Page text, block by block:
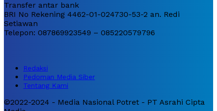
Transfer antar bank
BRI No Rekening 4462-01-024730-53-2 an. Redi
Setiawan
Telepon: 087869923549 – 085220579796
Redaksi
Pedoman Media Siber
Tentang Kami
©2022-2024 - Media Nasional Potret - PT Asrahi Cipta